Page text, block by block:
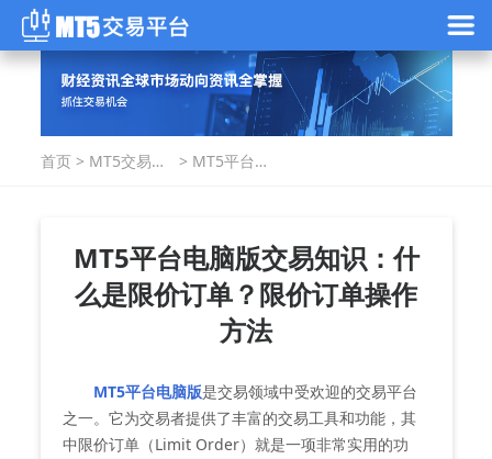
首页 > MT5交易指
> MT5平台电
限价订单操
作方法
MT5平台电脑版交易知识：什
么是限价订单？限价订单操作
方法
MT5平台电脑版是交易领域中受欢迎的交易平台
之一。它为交易者提供了丰富的交易工具和功能，其
中限价订单（Limit Order）就是一项非常实用的功